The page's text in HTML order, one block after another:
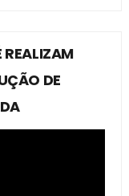
REALIZAM
DE